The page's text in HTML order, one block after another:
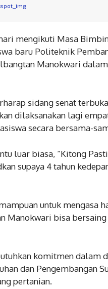
mengikuti Masa
baru Politeknik
Manokwari
sidang senat
dilaksanakan lagi
secara bersama-
luar biasa, “Kitong
supaya 4 tahun
untuk mengasa
Manokwari bisa bersaing
komitmen dalam
dan Pengembangan
pertanian.